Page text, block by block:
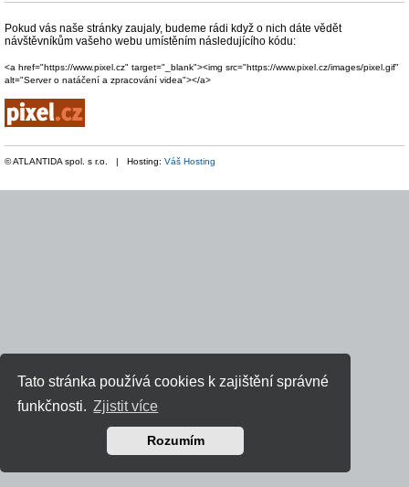
Tato stránka používá cookies k zajištění správné
funkčnosti. Zjistit více
Rozumím
Pokud vás naše stránky zaujaly, budeme rádi když o nich dáte vědět
návštěvníkům vašeho webu umístěním následujícího kódu:
<a href="https://www.pixel.cz" target="_blank"><img src="https://www.pixel.cz/images/pixel.gif"
alt="Server o natáčení a zpracování videa"></a>
© ATLANTIDA spol. s r.o. | Hosting: Váš Hosting